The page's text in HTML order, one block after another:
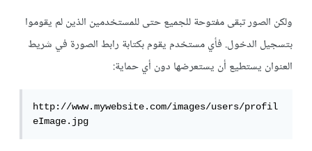
ولكن الصور تبقى مفتوحة للجميع حتى للمستخدمين الذين لم يقوموا
بتسجيل الدخول. فأي مستخدم يقوم بكتابة رابط الصورة في شريط
العنوان يستطيع أن يستعرضها دون أي حماية:
http://www.mywebsite.com/images/users/profil
eImage.jpg